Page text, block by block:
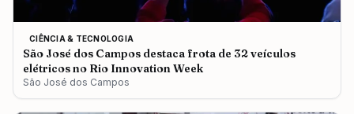
CIÊNCIA & TECNOLOGIA
São José dos Campos destaca frota de 32 veículos
elétricos no Rio Innovation Week
São José dos Campos